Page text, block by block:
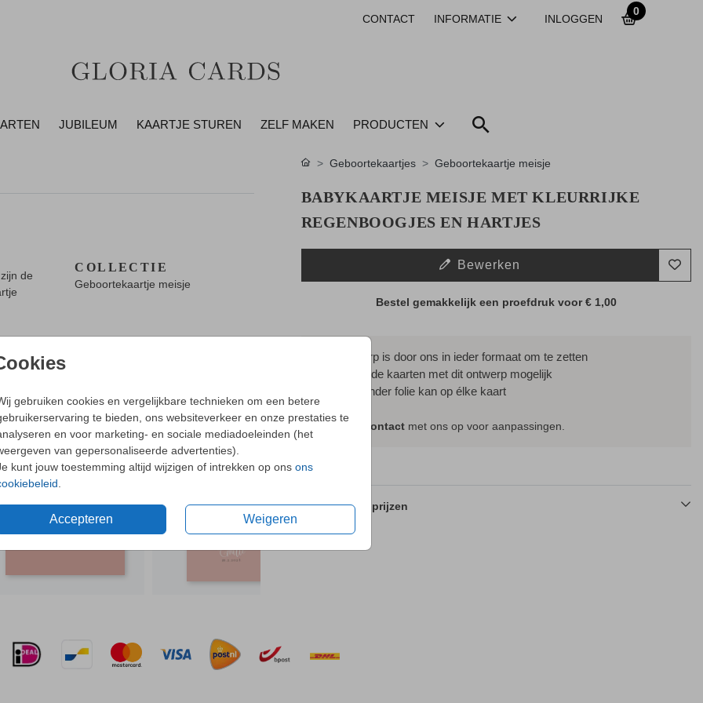
CONTACT INFORMATIE INLOGGEN
0
JUBILEUM KAARTJE STUREN ZELF MAKEN PRODUCTEN
gebruiken cookies en vergelijkbare technieken om een betere
te bieden, ons websiteverkeer en onze prestaties te
en voor marketing- en sociale mediadoeleinden (het
van gepersonaliseerde advertenties).
kunt jouw toestemming altijd wijzigen of intrekken op ons ons
Accepteren Weigeren
de
COLLECTIE
Geboortekaartje meisje
OOK LEUK
Geboortekaartjes Geboortekaartje meisje
BABYKAARTJE MEISJE MET KLEURRIJKE
REGENBOOGJES EN HARTJES
Bewerken
Bestel gemakkelijk een proefdruk voor€ 1,00
- Dit ontwerp is door ons in ieder formaat om te zetten
- Bijpassende kaarten met dit ontwerp mogelijk
- Met of zonder folie kan op élke kaart
contactmet ons op voor aanpassingen.
Formaten en prijzen